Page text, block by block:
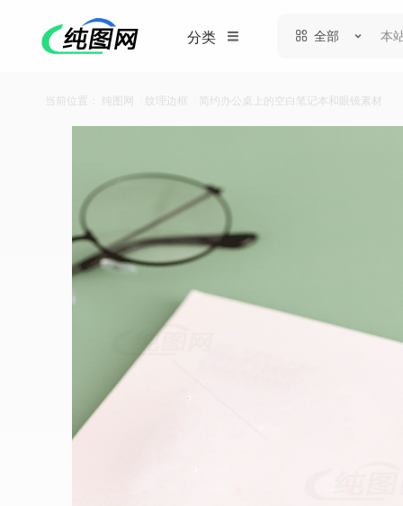
分类 全部
当前位置： 纯图网 纹理边框 简约办公桌上的空白笔记本和眼镜素材